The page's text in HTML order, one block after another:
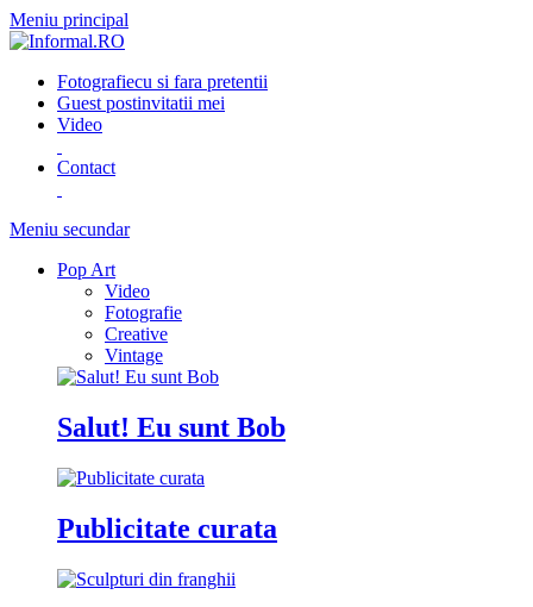
Meniu principal
Fotografiecu si fara pretentii
Guest postinvitatii mei
Video
Contact
Meniu secundar
Pop Art
Video
Fotografie
Creative
Vintage
Salut! Eu sunt Bob
Publicitate curata